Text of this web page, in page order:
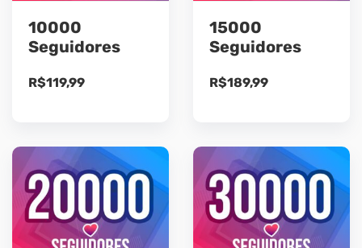
10000
Seguidores
R$119,99
15000
Seguidores
R$189,99